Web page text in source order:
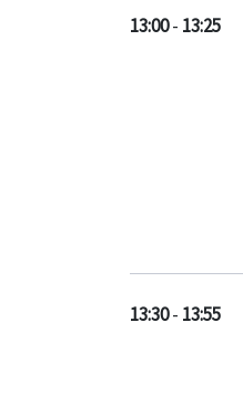
13:00- 13:25
13:30- 13:55